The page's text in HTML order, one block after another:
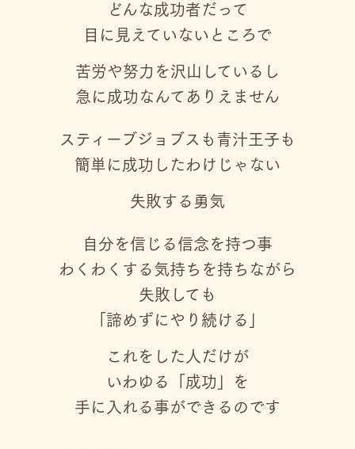
どんな成功者だって
目に見えていないところで
苦労や努力を沢山しているし
急に成功なんてありえません
スティーブジョブスも青汁王子も
簡単に成功したわけじゃない
失敗する勇気
自分を信じる信念を持つ事
わくわくする気持ちを持ちながら
失敗しても
「諦めずにやり続ける」
これをした人だけが
いわゆる「成功」を
手に入れる事ができるのです